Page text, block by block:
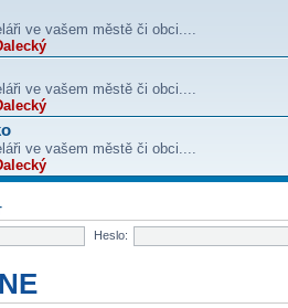
ve vašem městě či obci....
ve vašem městě či obci....
ve vašem městě či obci....
Heslo: